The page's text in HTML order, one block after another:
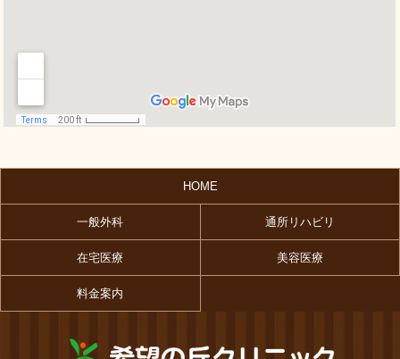
HOME
一般外科 通所リハビリ
在宅医療 美容医療
料金案内